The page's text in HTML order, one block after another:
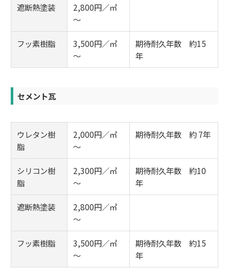
遮断熱塗装
2,800円／㎡
～
フッ素樹脂
3,500円／㎡
～
期待耐久年数 約15
年
セメント瓦
ウレタン樹
脂
2,000円／㎡
～
期待耐久年数 約 7年
シリコン樹
脂
2,300円／㎡
～
期待耐久年数 約10
年
遮断熱塗装
2,800円／㎡
～
フッ素樹脂
3,500円／㎡
～
期待耐久年数 約15
年